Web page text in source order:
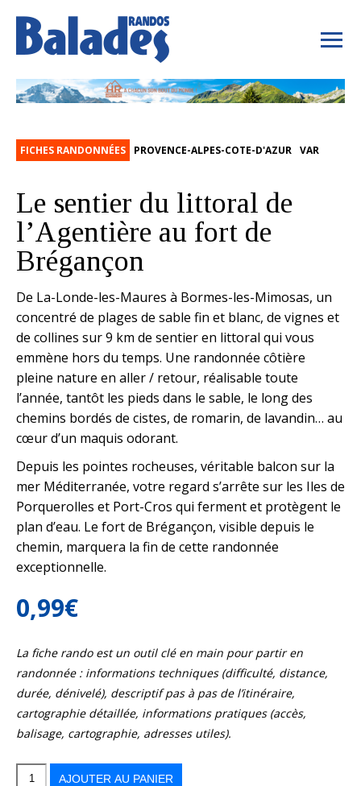
FICHES RANDONNÉES PROVENCE-ALPES-COTE-D'AZUR VAR
Le sentier du littoral de
l’Agentière au fort de
Brégançon
De La-Londe-les-Maures à Bormes-les-Mimosas, un
concentré de plages de sable fin et blanc, de vignes et
de collines sur 9 km de sentier en littoral qui vous
emmène hors du temps. Une randonnée côtière
pleine nature en aller / retour, réalisable toute
l’année, tantôt les pieds dans le sable, le long des
chemins bordés de cistes, de romarin, de lavandin… au
cœur d’un maquis odorant.
Depuis les pointes rocheuses, véritable balcon sur la
mer Méditerranée, votre regard s’arrête sur les Iles de
Porquerolles et Port-Cros qui ferment et protègent le
plan d’eau. Le fort de Brégançon, visible depuis le
chemin, marquera la fin de cette randonnée
exceptionnelle.
0,99€
La fiche rando est un outil clé en main pour partir en
randonnée : informations techniques (difficulté, distance,
durée, dénivelé), descriptif pas à pas de l’itinéraire,
cartographie détaillée, informations pratiques (accès,
balisage, cartographie, adresses utiles).
quantité
AJOUTER AU PANIER